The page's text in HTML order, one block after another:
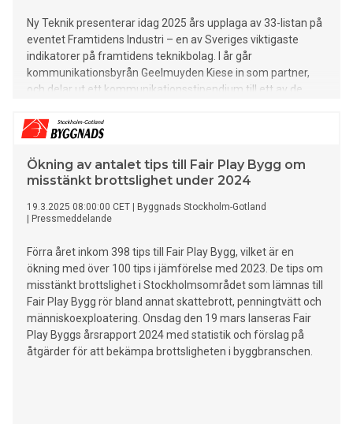
Ny Teknik presenterar idag 2025 års upplaga av 33-listan på
eventet Framtidens Industri – en av Sveriges viktigaste
indikatorer på framtidens teknikbolag. I år går
kommunikationsbyrån Geelmuyden Kiese in som partner,
och delar ut ett kommunikationsstipendium till ett av de
investerarundersökning om vad som driver tillväxtbolagens
utveckling.
Ökning av antalet tips till Fair Play Bygg om
misstänkt brottslighet under 2024
19.3.2025 08:00:00 CET
Byggnads Stockholm-Gotland
Pressmeddelande
Förra året inkom 398 tips till Fair Play Bygg, vilket är en
ökning med över 100 tips i jämförelse med 2023. De tips om
misstänkt brottslighet i Stockholmsområdet som lämnas till
Fair Play Bygg rör bland annat skattebrott, penningtvätt och
människoexploatering. Onsdag den 19 mars lanseras Fair
Play Byggs årsrapport 2024 med statistik och förslag på
åtgärder för att bekämpa brottsligheten i byggbranschen.